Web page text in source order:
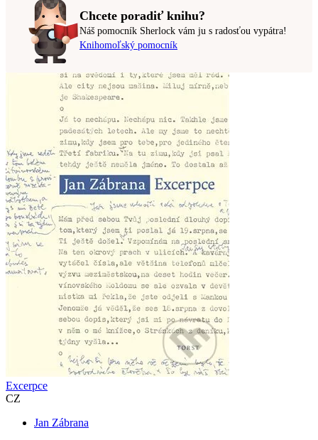
Chcete poradiť knihu?
Náš pomocník Sherlock vám ju s radosťou vypátra!
Knihomoľský pomocník
Excerpce
CZ
Jan Zábrana